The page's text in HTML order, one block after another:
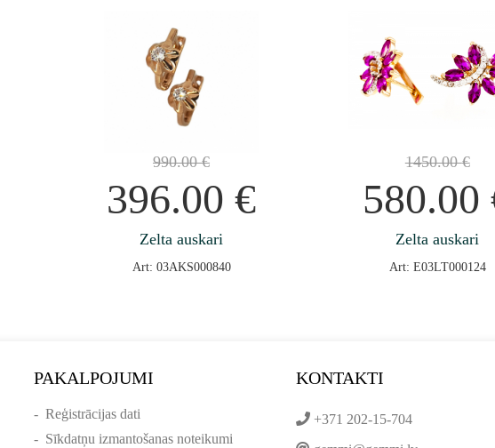
990.00€
396.00€
Zelta auskari
Art: 03AKS000840
1450.00€
580.00
Zelta auskari
Art: E03LT000124
PAKALPOJUMI
- Reģistrācijas dati
- Sīkdatņu izmantošanas noteikumi
KONTAKTI
+371 202-15-704